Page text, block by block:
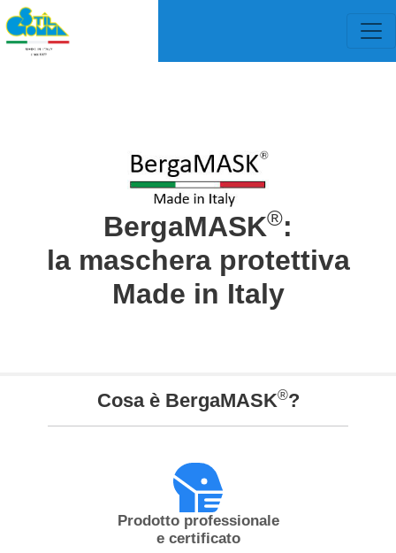
BergaMASK®:
la maschera protettiva
Made in Italy
Cosa è BergaMASK®?
Prodotto professionale
e certificato